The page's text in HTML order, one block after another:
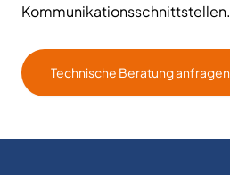
Kommunikationsschnittstellen.
Technische Beratung anfragen